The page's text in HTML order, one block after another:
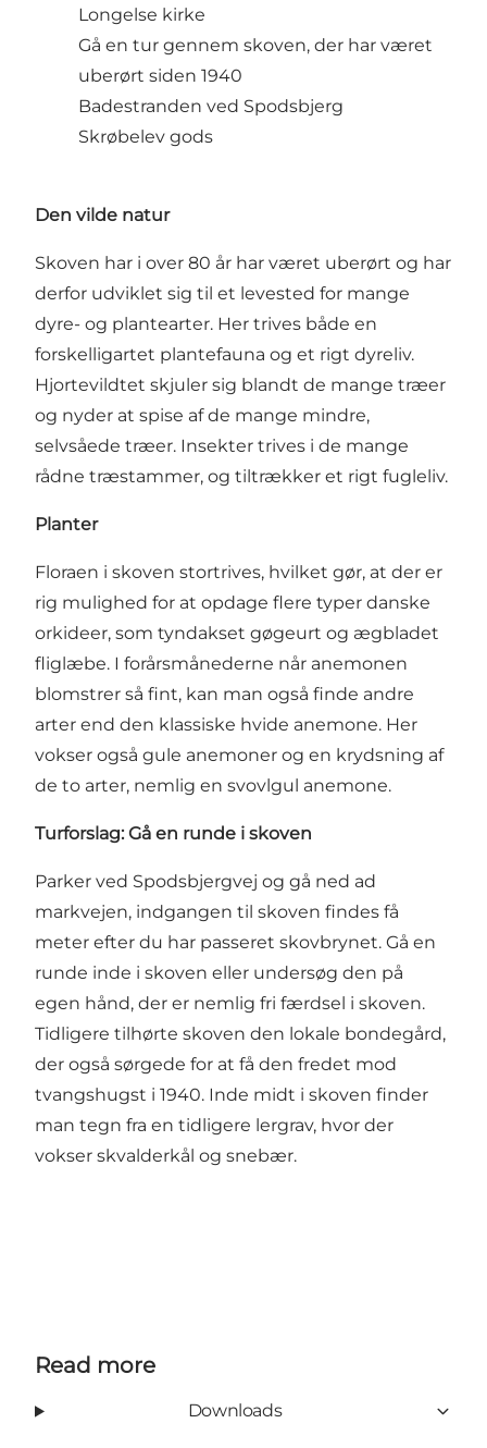
Longelse kirke
Gå en tur gennem skoven, der har været
uberørt siden 1940
Badestranden ved Spodsbjerg
Skrøbelev gods
Den vilde natur
Skoven har i over 80 år har været uberørt og har
derfor udviklet sig til et levested for mange
dyre- og plantearter. Her trives både en
forskelligartet plantefauna og et rigt dyreliv.
Hjortevildtet skjuler sig blandt de mange træer
og nyder at spise af de mange mindre,
selvsåede træer. Insekter trives i de mange
rådne træstammer, og tiltrækker et rigt fugleliv.
Planter
Floraen i skoven stortrives, hvilket gør, at der er
rig mulighed for at opdage flere typer danske
orkideer, som tyndakset gøgeurt og ægbladet
fliglæbe. I forårsmånederne når anemonen
blomstrer så fint, kan man også finde andre
arter end den klassiske hvide anemone. Her
vokser også gule anemoner og en krydsning af
de to arter, nemlig en svovlgul anemone.
Turforslag: Gå en runde i skoven
Parker ved Spodsbjergvej og gå ned ad
markvejen, indgangen til skoven findes få
meter efter du har passeret skovbrynet. Gå en
runde inde i skoven eller undersøg den på
egen hånd, der er nemlig fri færdsel i skoven.
Tidligere tilhørte skoven den lokale bondegård,
der også sørgede for at få den fredet mod
tvangshugst i 1940. Inde midt i skoven finder
man tegn fra en tidligere lergrav, hvor der
vokser skvalderkål og snebær.
Read more
Downloads